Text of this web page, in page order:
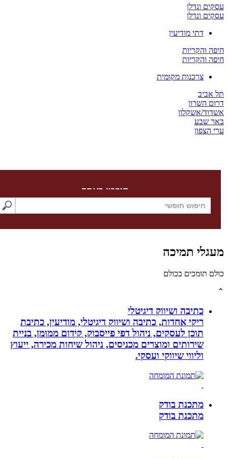
ונדלן
ונדלן
דתי מודיעין
צרכנות מקומית
אשקלון
חיפוש באתר
תמיכה
בכולם
כתיבה ושיווק דיגיטלי
ריקי אחדות, כתיבה ושיווק דיגיטלי, מודיעין, כתיבת
תוכן לעסקים, ניהול דפי פייסבוק, קידום ממומן, בניית
שירותים ומוצרים מכניסים, ניהול שיחות מכירה, ייעוץ
וליווי שיווקי ועסקי.
מתכנת בודק
מתכנת בודק